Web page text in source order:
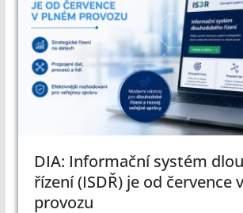
DIA: Informační systém
řízení (ISDŘ) je od července
provozu